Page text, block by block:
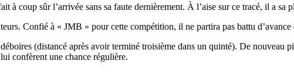
à coup sûr l’arrivée sans sa faute dernièrement. À l’aise sur ce tracé, il a sa
Confié à « JMB » pour cette compétition, il ne partira pas battu
déboires (distancé après avoir terminé troisième dans un quinté). De nouveau
confèrent une chance régulière.